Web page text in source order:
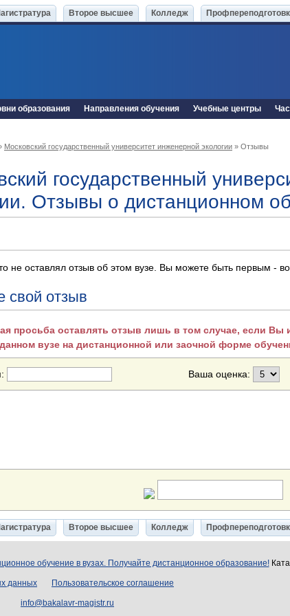
Второе высшее Колледж
образования Направления обучения Учебные центры
Московский государственный университет инженерной экологии » Отзывы
государственный
Отзывы о дистанционном
не оставлял отзыв об этом вузе. Вы можете быть первым -
свой отзыв
просьба оставлять отзыв лишь в том случае, если
вузе на дистанционной или заочной форме
Ваша оценка:
Второе высшее Колледж
обучение в вузах. Получайте дистанционное образование!
данных Пользовательское соглашение
info@bakalavr-magistr.ru